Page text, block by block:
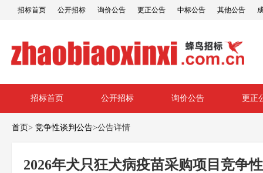
招标首页 公开招标 询价公告 更正公告 中标公告 其他公告
招标首页 公开招标 询价公告 更正
首页> 竞争性谈判公告>公告详情
2026年犬只狂犬病疫苗采购项目竞争